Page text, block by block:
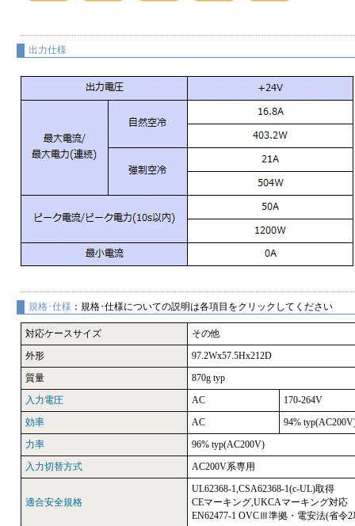
出力仕様
規格･仕様 ：規格･仕様についての説明は各項目をクリックしてください
対応ケースサイズ
その他
外形
97.2Wx57.5Hx212D
質量
870g typ
入力電圧
AC
170-264V
効率
AC
94%
力率
96% typ(AC200V)
入力切替方式
AC200V系専用
適合安全規格
UL62368-1,CSA62368-1(c-UL)取得
CEマーキング,UKCAマーキング対応
EN62477-1 OVCⅢ準拠・電安法(省令2